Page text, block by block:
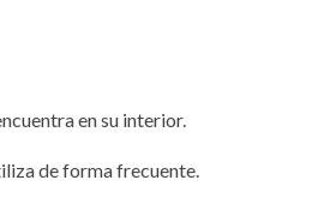
en su interior.
de forma frecuente.